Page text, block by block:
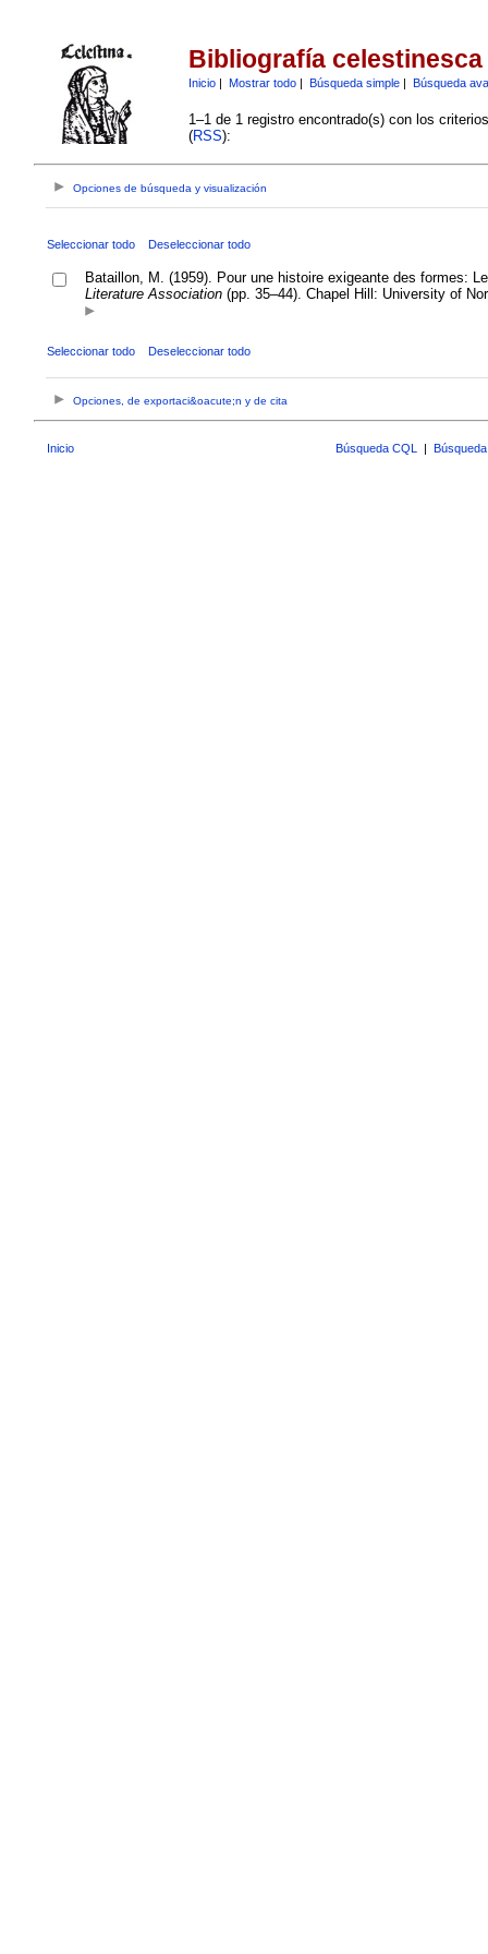
Bibliografía celestinesca
Inicio| Mostrar todo| Búsqueda simple| Búsqueda
1–1 de 1 registro encontrado(s) con los
(RSS):
Opciones de búsqueda y visualización
Seleccionar todo Deseleccionar todo
Bataillon, M. (1959). Pour une histoire exigeante des formes:
Literature Association(pp. 35–44). Chapel Hill: University of
Seleccionar todo Deseleccionar todo
Opciones, de exportaci&oacute;n y de cita
Inicio Búsqueda CQL |